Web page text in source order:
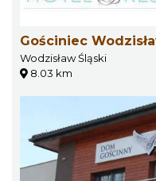
Gościniec
Wodzisław Śląski
8.03 km